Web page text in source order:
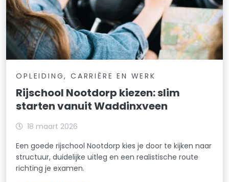
OPLEIDING, CARRIÈRE EN WERK
Rijschool Nootdorp kiezen: slim
starten vanuit Waddinxveen
18 maart 2026
Een goede rijschool Nootdorp kies je door te kijken naar
structuur, duidelijke uitleg en een realistische route
richting je examen.